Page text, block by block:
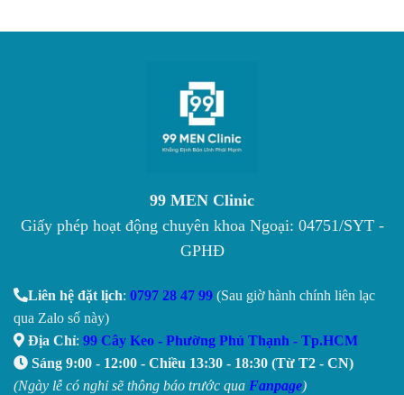
99 MEN Clinic
Giấy phép hoạt động chuyên khoa Ngoại: 04751/SYT -
GPHĐ
Liên hệ đặt lịch: 0797 28 47 99 (Sau giờ hành chính liên lạc
qua Zalo số này)
Địa Chỉ: 99 Cây Keo - Phường Phú Thạnh - Tp.HCM
Sáng 9:00 - 12:00 - Chiều 13:30 - 18:30 (Từ T2 - CN)
(Ngày lễ có nghỉ sẽ thông báo trước qua Fanpage)